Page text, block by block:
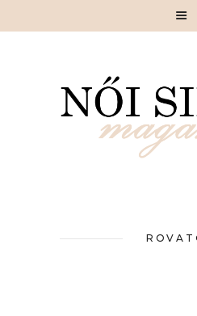
MAGAZIN
SIKERSZTORI
CÉLIRÁNY